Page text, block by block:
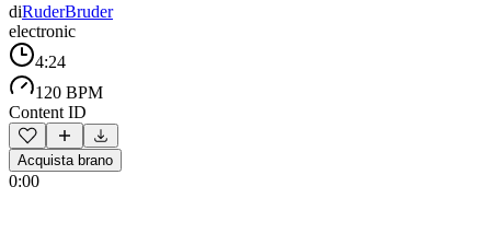
diRuderBruder
electronic
4:24
120 BPM
Content ID
Acquista brano
0:00